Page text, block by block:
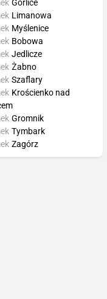
Gorlice
Limanowa
Myślenice
Bobowa
Jedlicze
Żabno
Szaflary
Krościenko nad
Gromnik
Tymbark
Zagórz